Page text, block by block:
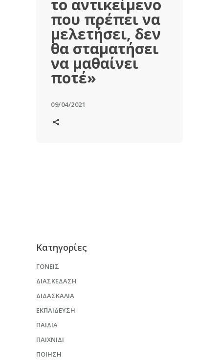
το αντικείμενο
που πρέπει να
μελετήσει, δεν
θα σταματήσει
να μαθαίνει
ποτέ»
09/04/2021
Kατηγορίες
ΓΟΝΕΊΣ
ΔΙΑΣΚΈΔΑΣΗ
ΔΙΔΑΣΚΑΛΊΑ
ΕΚΠΑΊΔΕΥΣΗ
ΠΑΙΔΙΆ
ΠΑΙΧΝΊΔΙ
ΠΟΊΗΣΗ